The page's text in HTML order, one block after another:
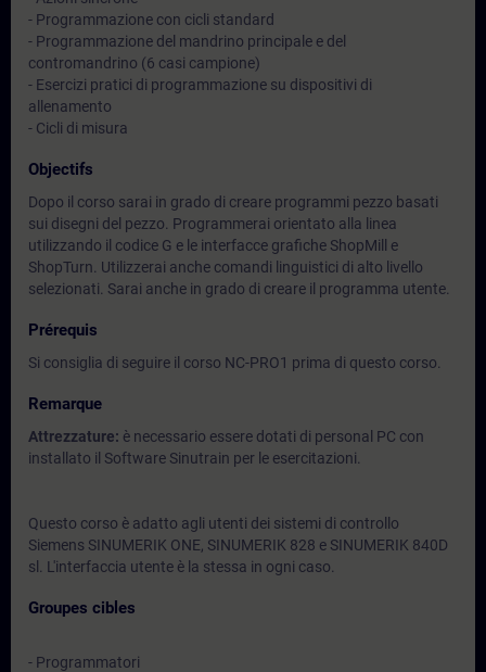
- Programmazione con cicli standard
- Programmazione del mandrino principale e del
contromandrino (6 casi campione)
- Esercizi pratici di programmazione su dispositivi di
allenamento
- Cicli di misura
Objectifs
Dopo il corso sarai in grado di creare programmi pezzo basati
sui disegni del pezzo. Programmerai orientato alla linea
utilizzando il codice G e le interfacce grafiche ShopMill e
ShopTurn. Utilizzerai anche comandi linguistici di alto livello
selezionati. Sarai anche in grado di creare il programma utente.
Prérequis
Si consiglia di seguire il corso NC-PRO1 prima di questo corso.
Remarque
Attrezzature: è necessario essere dotati di personal PC con
installato il Software Sinutrain per le esercitazioni.
Questo corso è adatto agli utenti dei sistemi di controllo
Siemens SINUMERIK ONE, SINUMERIK 828 e SINUMERIK 840D
sl. L'interfaccia utente è la stessa in ogni caso.
Groupes cibles
- Programmatori